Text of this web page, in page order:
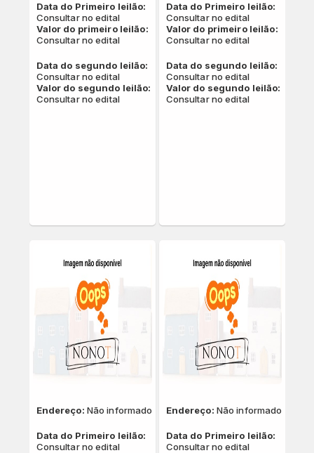
Data do Primeiro leilão:
Consultar no edital
Valor do primeiro leilão:
Consultar no edital
Data do segundo leilão:
Consultar no edital
Valor do segundo leilão:
Consultar no edital
Data do Primeiro leilão:
Consultar no edital
Valor do primeiro leilão:
Consultar no edital
Data do segundo leilão:
Consultar no edital
Valor do segundo leilão:
Consultar no edital
Endereço: Não informado
Data do Primeiro leilão:
Consultar no edital
Endereço: Não informado
Data do Primeiro leilão:
Consultar no edital